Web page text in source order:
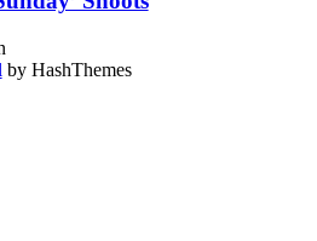
by HashThemes